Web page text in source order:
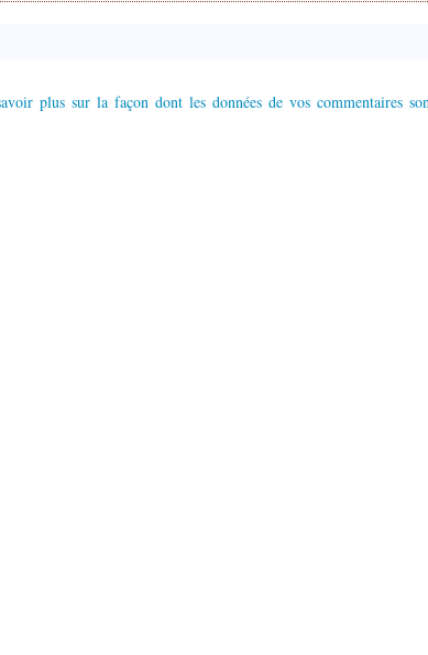
plus sur la façon dont les données de vos commentaires